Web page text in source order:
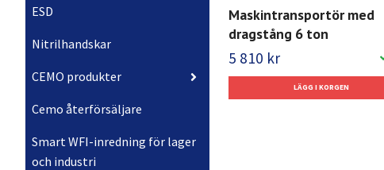
ESD
Nitrilhandskar
CEMO produkter
Cemo återförsäljare
Smart WFI-inredning för lager
och industri
Maskintransportör med
dragstång 6 ton
5 810 kr